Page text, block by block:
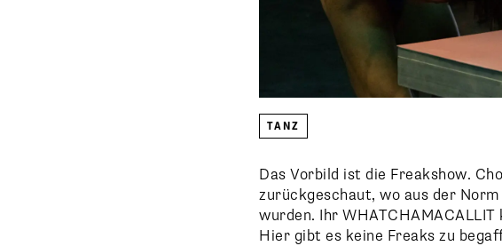
TANZ
Das Vorbild ist die Freakshow.
zurückgeschaut, wo aus der
wurden. Ihr
Hier gibt es keine Freaks zu